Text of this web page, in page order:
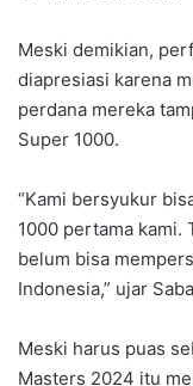
Meski demikian,
diapresiasi karena
perdana mereka
Super 1000.
“Kami bersyukur
1000 pertama kami.
belum bisa
Indonesia,” ujar
Meski harus puas
Masters 2024 itu